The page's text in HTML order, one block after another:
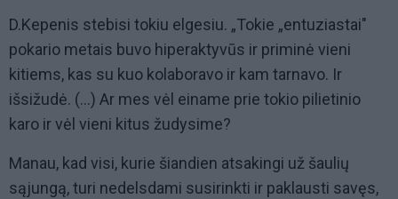
D.Kepenis stebisi tokiu elgesiu. „Tokie „entuziastai"
pokario metais buvo hiperaktyvūs ir priminė vieni
kitiems, kas su kuo kolaboravo ir kam tarnavo. Ir
išsižudė. (...) Ar mes vėl einame prie tokio pilietinio
karo ir vėl vieni kitus žudysime?
Manau, kad visi, kurie šiandien atsakingi už šaulių
sąjungą, turi nedelsdami susirinkti ir paklausti savęs,